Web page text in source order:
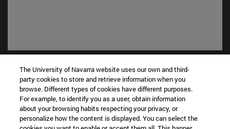
Biblioteca(abre en nueva ventana)
Mi correo(abre en nueva ventana)
Aula virtual ADI(abre en nueva ventana)
Búsqueda de personas(abre en nueva ventana)
Trabaja con nosotros(abre en nueva ventana)
The University of Navarra website uses our own and third-
party cookies to store and retrieve information when you
browse. Different types of cookies have different purposes.
For example, to identify you as a user, obtain information
about your browsing habits respecting your privacy, or
personalize how the content is displayed. You can select the